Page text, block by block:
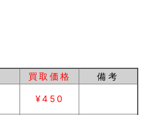
買取価格
備考
¥450